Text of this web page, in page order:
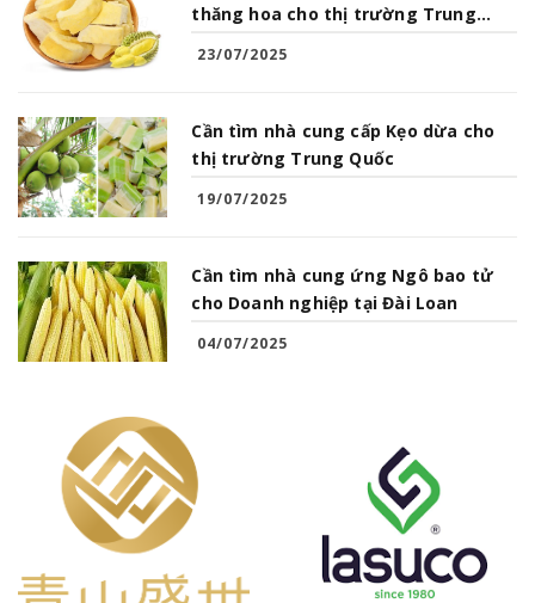
thăng hoa cho thị trường Trung
23/07/2025
Cần tìm nhà cung cấp Kẹo dừa cho
thị trường Trung Quốc
19/07/2025
Cần tìm nhà cung ứng Ngô bao tử
cho Doanh nghiệp tại Đài Loan
04/07/2025